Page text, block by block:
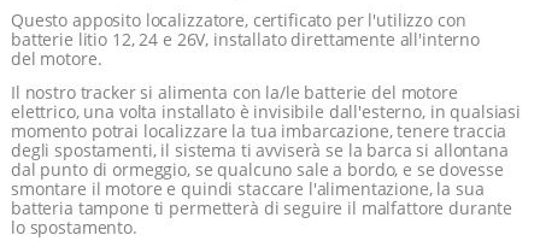
Questo apposito localizzatore, certificato per l'utilizzo con
batterie litio 12, 24 e 26V, installato direttamente all'interno
del motore.
Il nostro tracker si alimenta con la/le batterie del motore
elettrico, una volta installato è invisibile dall'esterno, in qualsiasi
momento potrai localizzare la tua imbarcazione, tenere traccia
degli spostamenti, il sistema ti avviserà se la barca si allontana
dal punto di ormeggio, se qualcuno sale a bordo, e se dovesse
smontare il motore e quindi staccare l'alimentazione, la sua
batteria tampone ti permetterà di seguire il malfattore durante
lo spostamento.